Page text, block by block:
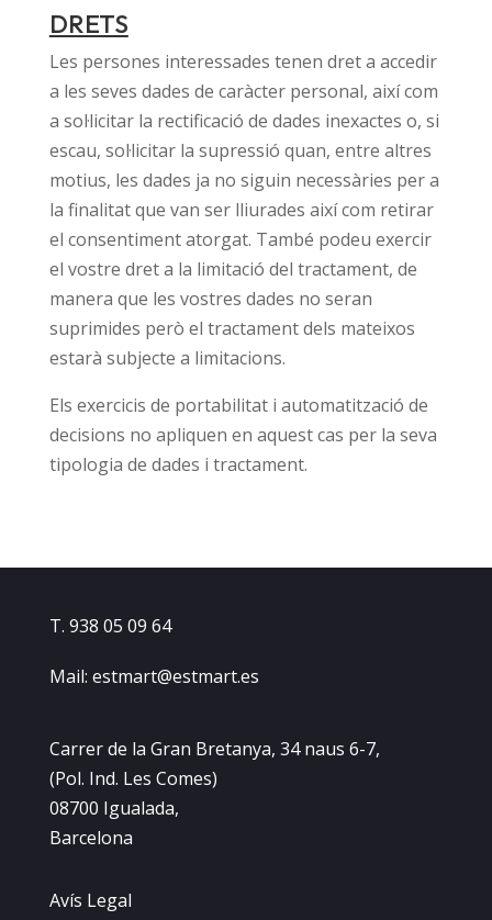
DRETS
Les persones interessades tenen dret a accedir
a les seves dades de caràcter personal, així com
a sol·licitar la rectificació de dades inexactes o, si
escau, sol·licitar la supressió quan, entre altres
motius, les dades ja no siguin necessàries per a
la finalitat que van ser lliurades així com retirar
el consentiment atorgat. També podeu exercir
el vostre dret a la limitació del tractament, de
manera que les vostres dades no seran
suprimides però el tractament dels mateixos
estarà subjecte a limitacions.
Els exercicis de portabilitat i automatització de
decisions no apliquen en aquest cas per la seva
tipologia de dades i tractament.
T. 938 05 09 64
Mail: estmart@estmart.es
Carrer de la Gran Bretanya, 34 naus 6-7,
(Pol. Ind. Les Comes)
08700 Igualada,
Barcelona
Avís Legal